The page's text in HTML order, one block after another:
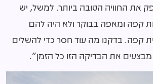
את החוויה הטובה ביותר. למשל, יש
קפה ומאפה בבוקר ולא היה להם
קפה. בדקנו מה עוד חסר כדי להשלים
את הבדיקה הזו כל הזמן".